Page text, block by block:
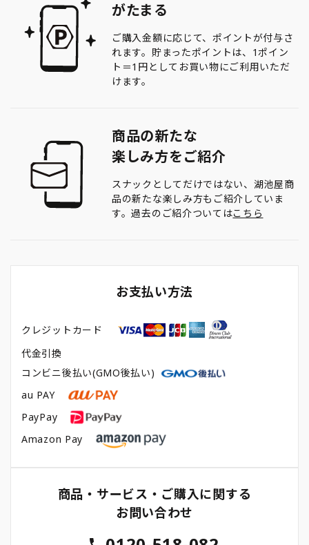
がたまる
ご購入金額に応じて、ポイントが付与さ
れます。貯まったポイントは、1ポイン
ト＝1円としてお買い物にご利用いただ
けます。
商品の新たな
楽しみ方をご紹介
スナックとしてだけではない、湖池屋商
品の新たな楽しみ方もご紹介していま
す。過去のご紹介ついてはこちら
お支払い方法
クレジットカード
代金引換
コンビニ後払い(GMO後払い)
au PAY
PayPay
Amazon Pay
商品・サービス・ご購入に関する
お問い合わせ